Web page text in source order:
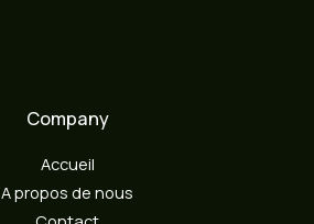
Company
Accueil
A propos de nous